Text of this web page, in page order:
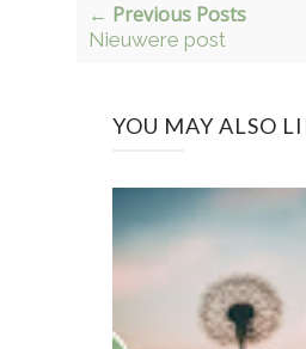
← Previous Posts
Nieuwere post
YOU MAY ALSO